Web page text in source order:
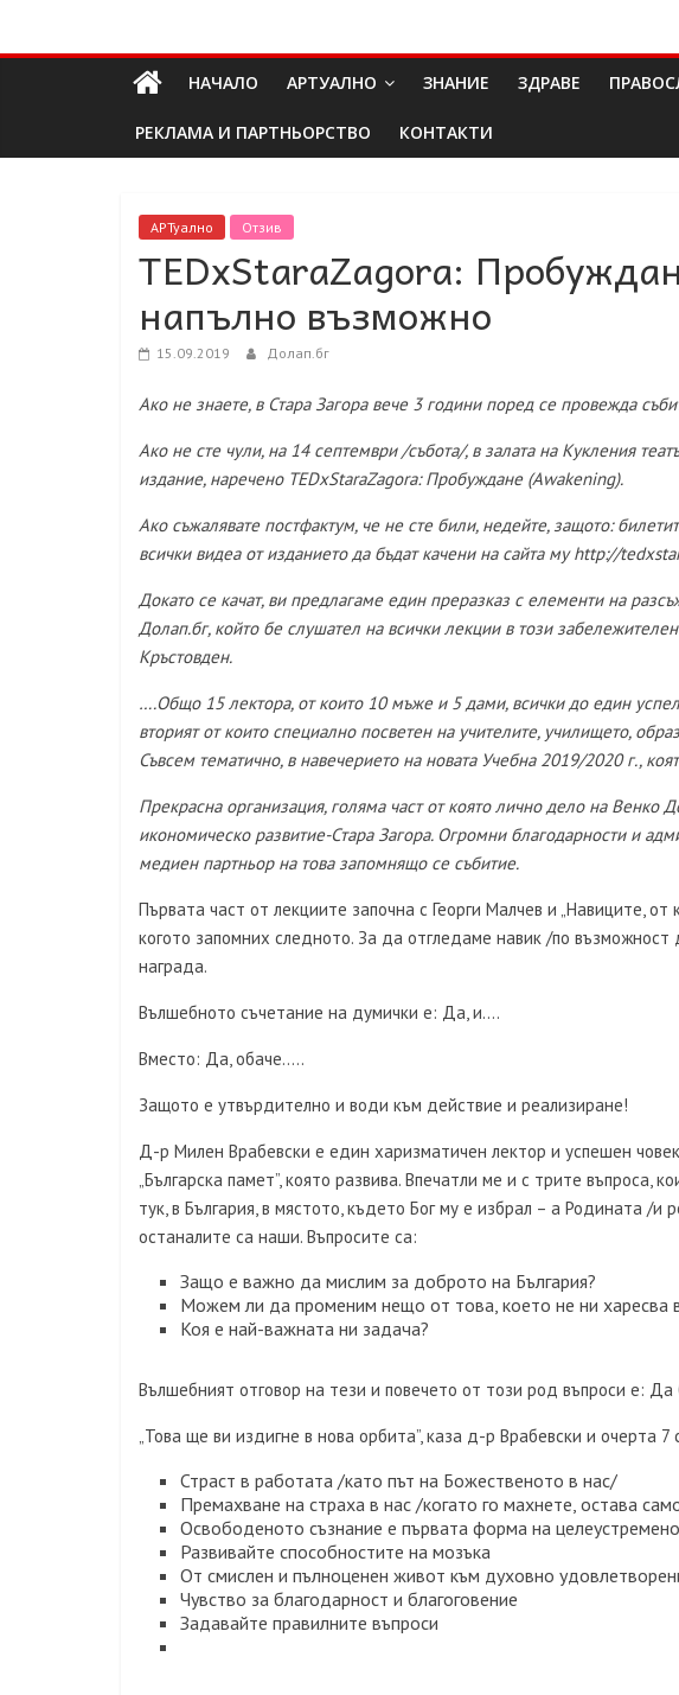
Долап
БГ
пътешествия|
мода|
събития|
кухня|
реклама|
минало|
НАЧАЛО АРТУАЛНО ЗНАНИЕ ЗДРАВЕ
РЕКЛАМА И ПАРТНЬОРСТВО КОНТАКТИ
АРТуално Отзив
TEDxStaraZagora:
напълно възможно
15.09.2019 Долап.бг
Ако не знаете, в Стара Загора вече 3 години поред се провежда
Ако не сте чули, на 14 септември /събота/, в залата на Кукления
издание, наречено TEDxStaraZagora: Пробуждане (Awakening).
Ако съжалявате постфактум, че не сте били, недейте, защото:
всички видеа от изданието да бъдат качени на сайта му http://
Докато се качат, ви предлагаме един преразказ с елементи на
Долап.бг, който бе слушател на всички лекции в този
Кръстовден.
….Общо 15 лектора, от които 10 мъже и 5 дами, всички до един
вторият от които специално посветен на учителите, училището,
Съвсем тематично, в навечерието на новата Учебна 2019/2020 г.,
Прекрасна организация, голяма част от която лично дело на Венко
икономическо развитие-Стара Загора. Огромни благодарности и
медиен партньор на това запомнящо се събитие.
Първата част от лекциите започна с Георги Малчев и „Навиците,
когото запомних следното. За да отгледаме навик /по
награда.
Вълшебното съчетание на думички е: Да, и….
Вместо: Да, обаче…..
Защото е утвърдително и води към действие и реализиране!
Д-р Милен Врабевски е един харизматичен лектор и успешен
„Българска памет”, която развива. Впечатли ме и с трите въпроса,
тук, в България, в мястото, където Бог му е избрал – а Родината /
останалите са наши. Въпросите са:
Защо е важно да мислим за доброто на България?
Можем ли да променим нещо от това, което не ни харесва
Коя е най-важната ни задача?
Вълшебният отговор на тези и повечето от този род въпроси е: Да
„Това ще ви издигне в нова орбита”, каза д-р Врабевски и очерта 7
Страст в работата /като път на Божественото в нас/
Премахване на страха в нас /когато го махнете, остава
Освободеното съзнание е първата форма на
Развивайте способностите на мозъка
От смислен и пълноценен живот към духовно
Чувство за благодарност и благоговение
Задавайте правилните въпроси